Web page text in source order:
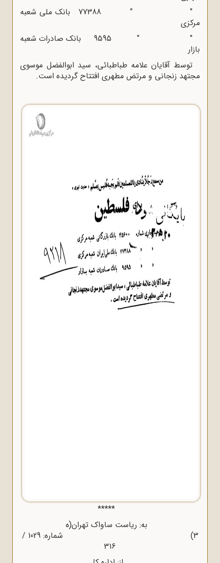
" " 77388 بانک ملی شعبه
مرکزی
" " 9595 بانک صادرات شعبه
بازار
توسط آقایان علامه طباطبائی، سید ابوالفضل موسوی
مجتهد زنجانی و مرتض مطهری افتتاح گردیده است.
*****
به: ریاست ساواک تهران(ه‌
3) شماره: 1029 /
316